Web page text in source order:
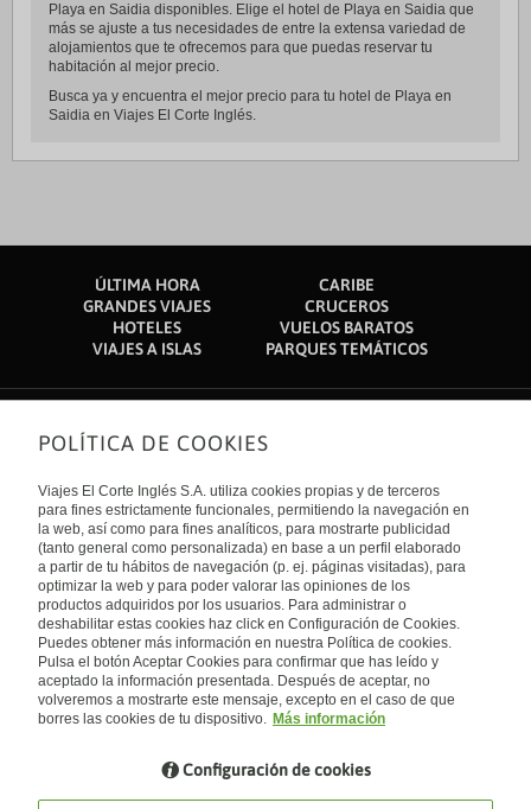
Playa en Saidia disponibles. Elige el hotel de Playa en Saidia que
más se ajuste a tus necesidades de entre la extensa variedad de
alojamientos que te ofrecemos para que puedas reservar tu
habitación al mejor precio.
Busca ya y encuentra el mejor precio para tu hotel de Playa en
Saidia en Viajes El Corte Inglés.
ÚLTIMA HORA
CARIBE
GRANDES VIAJES
CRUCEROS
HOTELES
VUELOS BARATOS
VIAJES A ISLAS
PARQUES TEMÁTICOS
Sobre nosotros
Quiénes somos
Financiación
Sostenibilidad
Turismo accesible
Tarjeta El Corte Inglés
Trabaja con nosotros
El Corte Inglés
Canal Ético
Enlaces de interés
Guías de viaje
Catálogos
Auto check-in
Condiciones Generales
Política de privacidad
Política de cookies
Accesibilidad
Empresas/ Grupos
Internacional
España
Visita nuestro blog
Blog de Viajes el Corte inglés
POLÍTICA DE COOKIES
Viajes El Corte Inglés S.A. utiliza cookies propias y de terceros
para fines estrictamente funcionales, permitiendo la navegación en
la web, así como para fines analíticos, para mostrarte publicidad
(tanto general como personalizada) en base a un perfil elaborado
a partir de tu hábitos de navegación (p. ej. páginas visitadas), para
optimizar la web y para poder valorar las opiniones de los
productos adquiridos por los usuarios. Para administrar o
deshabilitar estas cookies haz click en Configuración de Cookies.
Puedes obtener más información en nuestra Política de cookies.
Pulsa el botón Aceptar Cookies para confirmar que has leído y
aceptado la información presentada. Después de aceptar, no
volveremos a mostrarte este mensaje, excepto en el caso de que
borres las cookies de tu dispositivo. Más información
Configuración de cookies